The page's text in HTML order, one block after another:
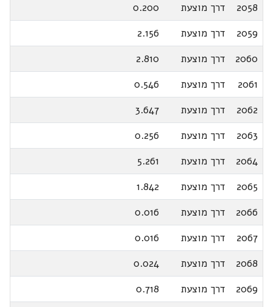
2058
דרך מוצעת
0.200
2059
דרך מוצעת
2.156
2060
דרך מוצעת
2.810
2061
דרך מוצעת
0.546
2062
דרך מוצעת
3.647
2063
דרך מוצעת
0.256
2064
דרך מוצעת
5.261
2065
דרך מוצעת
1.842
2066
דרך מוצעת
0.016
2067
דרך מוצעת
0.016
2068
דרך מוצעת
0.024
2069
דרך מוצעת
0.718